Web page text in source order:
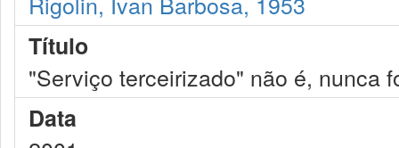
Título
"Serviço terceirizado" não é, nunca
Data